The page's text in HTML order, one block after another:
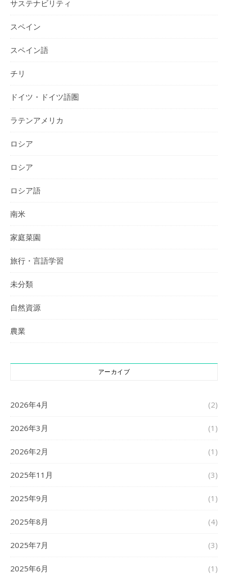
サステナビリティ
スペイン
スペイン語
チリ
ドイツ・ドイツ語圏
ラテンアメリカ
ロシア
ロシア
ロシア語
南米
家庭菜園
旅行・言語学習
未分類
自然資源
農業
アーカイブ
2026年4月 (2)
2026年3月 (1)
2026年2月 (1)
2025年11月 (3)
2025年9月 (1)
2025年8月 (4)
2025年7月 (3)
2025年6月 (1)